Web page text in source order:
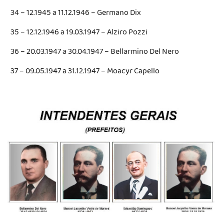
34 – 12.1945 a 11.12.1946 – Germano Dix
35 – 12.12.1946 a 19.03.1947 – Alziro Pozzi
36 – 20.03.1947 a 30.04.1947 – Bellarmino Del Nero
37 – 09.05.1947 a 31.12.1947 – Moacyr Capello